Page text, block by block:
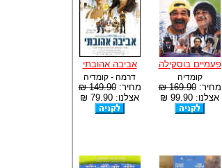
פעמיים בוסקילה
קומדיה
מחיר:169.90 ₪
אצלנו: 99.90 ₪
אביבה אהובתי
דרמה - קומדיה
מחיר:149.90 ₪
אצלנו: 79.90 ₪